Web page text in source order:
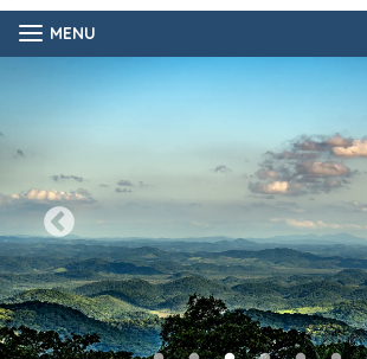
MENU